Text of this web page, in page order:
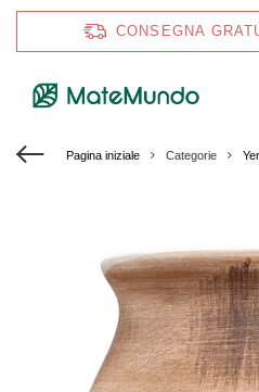
CONSEGNA
Pagina iniziale Categorie